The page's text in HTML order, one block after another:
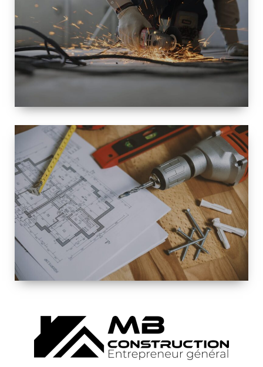
RÉNOVATION
ESPACE
RÉNOVATION
INTÉRIEURE ET
EXTÉRIEURE
SOLUTIONS DE
RÉNOVATION
COMPLÈTE